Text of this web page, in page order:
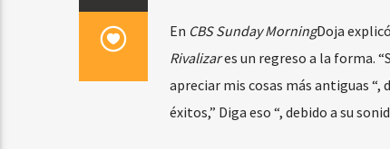
En CBS Sunday MorningDoja
Rivalizares un regreso a la forma.
apreciar mis cosas más antiguas
éxitos,” Diga eso “, debido a su